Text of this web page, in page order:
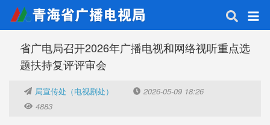
省广电局召开2026年广播电视和网络视听重点选
题扶持复评评审会
局宣传处（电视剧处）
2026-05-09 18:26
4883